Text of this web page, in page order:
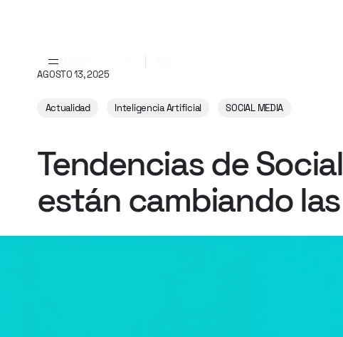
AGOSTO 13, 2025
Actualidad Inteligencia Artificial SOCIAL MEDIA
Tendenciasde Social
están cambiando las